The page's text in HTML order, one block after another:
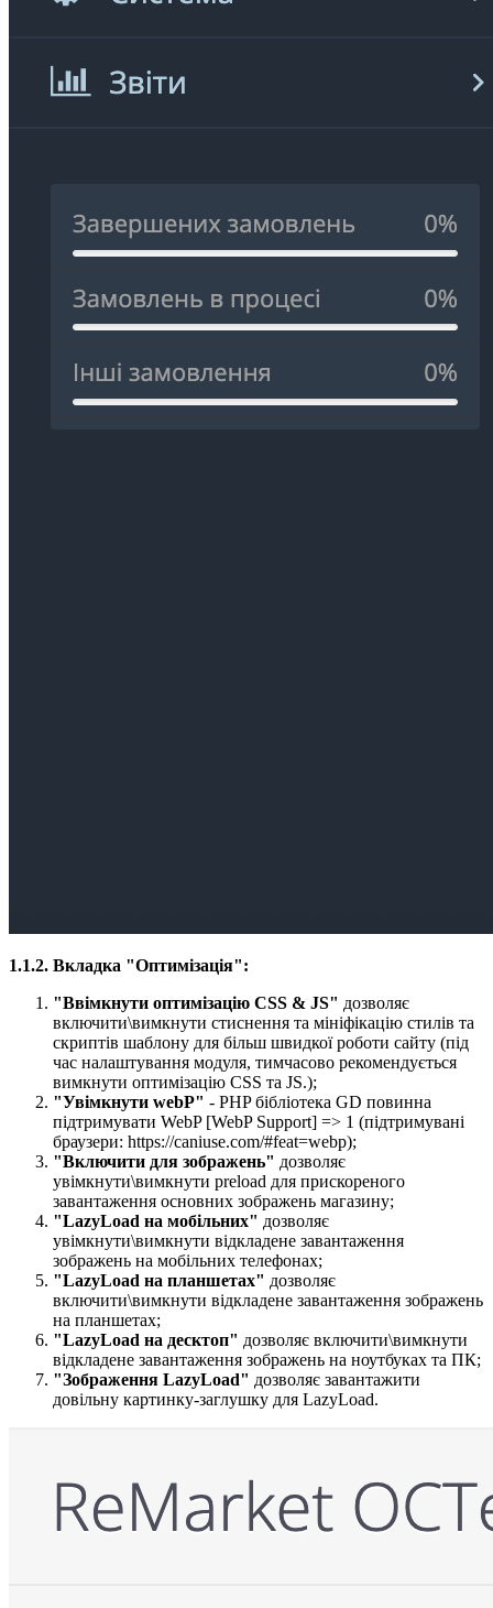
1.1.2. Вкладка "Оптимізація":
"Ввімкнути оптимізацію​ CSS & JS" дозволяє
включити\вимкнути стиснення та мініфікацію стилів та
скриптів шаблону для більш швидкої роботи сайту (під
час налаштування модуля, тимчасово рекомендується
вимкнути оптимізацію CSS та JS.);
"Увімкнути webP" - PHP бібліотека GD повинна
підтримувати WebP [WebP Support] => 1 (підтримувані
браузери: https://caniuse.com/#feat=webp);
"Включити для зображень​" дозволяє
увімкнути\вимкнути preload для прискореного
завантаження основних зображень магазину;
"LazyLoad на мобільних" дозволяє
увімкнути\вимкнути відкладене завантаження
зображень на мобільних телефонах;
"LazyLoad на планшетах" дозволяє
включити\вимкнути відкладене завантаження зображень
на планшетах;
"LazyLoad на десктоп" дозволяє включити\вимкнути
відкладене завантаження зображень на ноутбуках та ПК;
"Зображення LazyLoad​" дозволяє завантажити
довільну картинку-заглушку для LazyLoad.